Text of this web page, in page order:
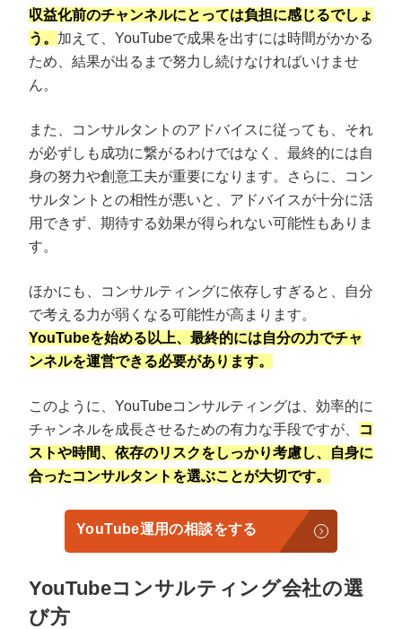
収益化前のチャンネルにとっては負担に感じるでしょ
う。 加えて、YouTubeで成果を出すには時間がかかる
ため、結果が出るまで努力し続けなければいけませ
ん。
また、コンサルタントのアドバイスに従っても、それ
が必ずしも成功に繋がるわけではなく、最終的には自
身の努力や創意工夫が重要になります。さらに、コン
サルタントとの相性が悪いと、アドバイスが十分に活
用できず、期待する効果が得られない可能性もありま
す。
ほかにも、コンサルティングに依存しすぎると、自分
で考える力が弱くなる可能性が高まります。
YouTubeを始める以上、最終的には自分の力でチャ
ンネルを運営できる必要があります。
このように、YouTubeコンサルティングは、効率的に
チャンネルを成長させるための有力な手段ですが、
コ
ストや時間、依存のリスクをしっかり考慮し、自身に
合ったコンサルタントを選ぶことが大切です。
YouTube運用の相談をする
YouTubeコンサルティング会社の選
び方